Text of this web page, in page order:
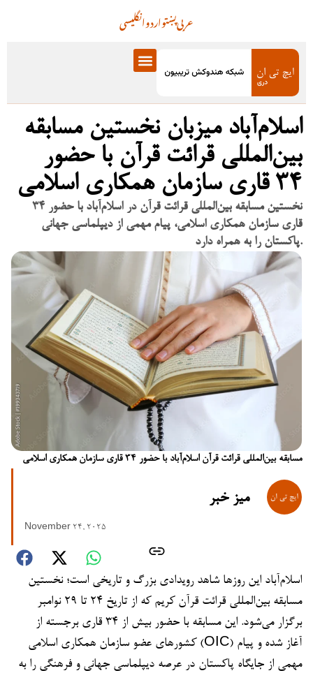
انگلیسیاردوپښتوعربی
اسلام‌آباد میزبان نخستین مسابقه
بین‌المللی قرائت قرآن با حضور
۳۴ قاری سازمان همکاری اسلامی
نخستین مسابقه بین‌المللی قرائت قرآن در اسلام‌آباد با حضور ۳۴
قاری سازمان همکاری اسلامی، پیام مهمی از دیپلماسی جهانی
پاکستان را به همراه دارد.
مسابقه بین‌المللی قرائت قرآن اسلام‌آباد با حضور ۳۴ قاری سازمان همکاری اسلامی
میز خبر
November 24, 2025
اسلام‌آباد این روزها شاهد رویدادی بزرگ و تاریخی است؛ نخستین
مسابقه بین‌المللی قرائت قرآن کریم که از تاریخ ۲۴ تا ۲۹ نوامبر
برگزار می‌شود. این مسابقه با حضور بیش از ۳۴ قاری برجسته از
کشورهای عضو سازمان همکاری اسلامی (OIC) آغاز شده و پیام
مهمی از جایگاه پاکستان در عرصه دیپلماسی جهانی و فرهنگی را به